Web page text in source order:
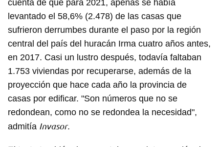
cuenta de que para 2021, apenas se había
levantado el 58,6% (2.478) de las casas que
sufrieron derrumbes durante el paso por la región
central del país del huracán Irma cuatro años antes,
en 2017. Casi un lustro después, todavía faltaban
1.753 viviendas por recuperarse, además de la
proyección que hace cada año la provincia de
casas por edificar. "Son números que no se
redondean, como no se redondea la necesidad",
admitía Invasor.